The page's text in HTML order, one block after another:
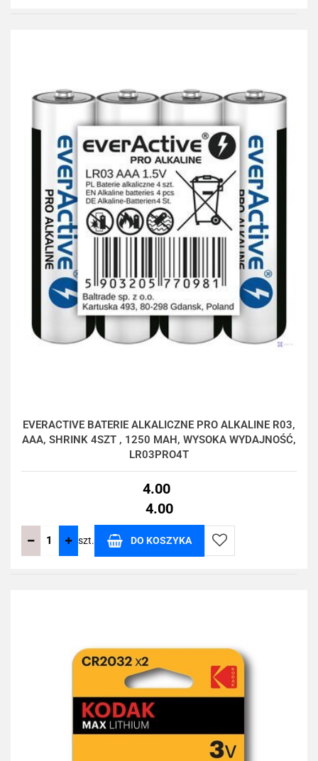
Do
EVERACTIVE BATERIE ALKALICZNE PRO ALKALINE R03,
AAA, SHRINK 4SZT , 1250 MAH, WYSOKA WYDAJNOŚĆ,
LR03PRO4T
4.00
4.00
szt. DO KOSZYKA
Do